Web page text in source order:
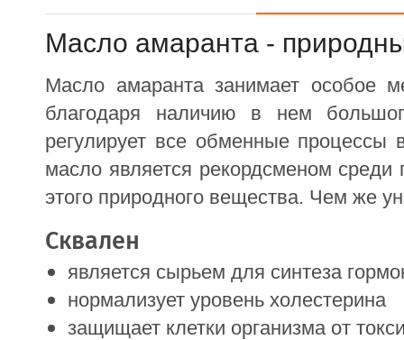
Масло амаранта -
Масло амаранта занимает особое
благодаря наличию в нем
регулирует все обменные процессы
масло является рекордсменом
этого природного вещества. Чем же
Сквален
является сырьем для синтеза
нормализует уровень холестерина
защищает клетки организма от